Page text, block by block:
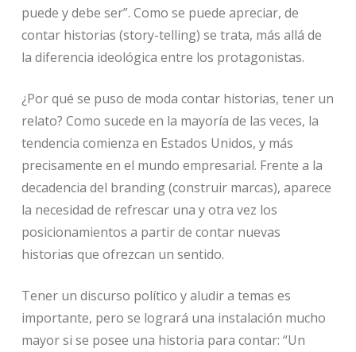
puede y debe ser”. Como se puede apreciar, de
contar historias (story-telling) se trata, más allá de
la diferencia ideológica entre los protagonistas.
¿Por qué se puso de moda contar historias, tener un
relato? Como sucede en la mayoría de las veces, la
tendencia comienza en Estados Unidos, y más
precisamente en el mundo empresarial. Frente a la
decadencia del branding (construir marcas), aparece
la necesidad de refrescar una y otra vez los
posicionamientos a partir de contar nuevas
historias que ofrezcan un sentido.
Tener un discurso político y aludir a temas es
importante, pero se logrará una instalación mucho
mayor si se posee una historia para contar: “Un